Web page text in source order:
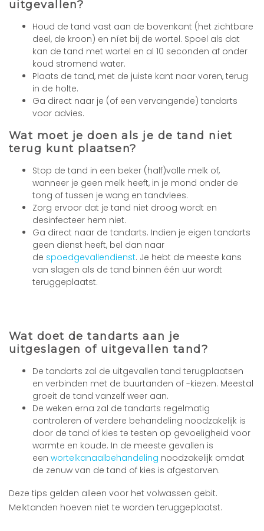
uitgevallen?
Houd de tand vast aan de bovenkant (het zichtbare
deel, de kroon) en níet bij de wortel. Spoel als dat
kan de tand met wortel en al 10 seconden af onder
koud stromend water.
Plaats de tand, met de juiste kant naar voren, terug
in de holte.
Ga direct naar je (of een vervangende) tandarts
voor advies.
Wat moet je doen als je de tand niet
terug kunt plaatsen?
Stop de tand in een beker (half)volle melk of,
wanneer je geen melk heeft, in je mond onder de
tong of tussen je wang en tandvlees.
Zorg ervoor dat je tand niet droog wordt en
desinfecteer hem niet.
Ga direct naar de tandarts. Indien je eigen tandarts
geen dienst heeft, bel dan naar
de spoedgevallendienst. Je hebt de meeste kans
van slagen als de tand binnen één uur wordt
teruggeplaatst.
Wat doet de tandarts aan je
uitgeslagen of uitgevallen tand?
De tandarts zal de uitgevallen tand terugplaatsen
en verbinden met de buurtanden of -kiezen. Meestal
groeit de tand vanzelf weer aan.
De weken erna zal de tandarts regelmatig
controleren of verdere behandeling noodzakelijk is
door de tand of kies te testen op gevoeligheid voor
warmte en koude. In de meeste gevallen is
een wortelkanaalbehandeling noodzakelijk omdat
de zenuw van de tand of kies is afgestorven.
Deze tips gelden alleen voor het volwassen gebit.
Melktanden hoeven niet te worden teruggeplaatst.